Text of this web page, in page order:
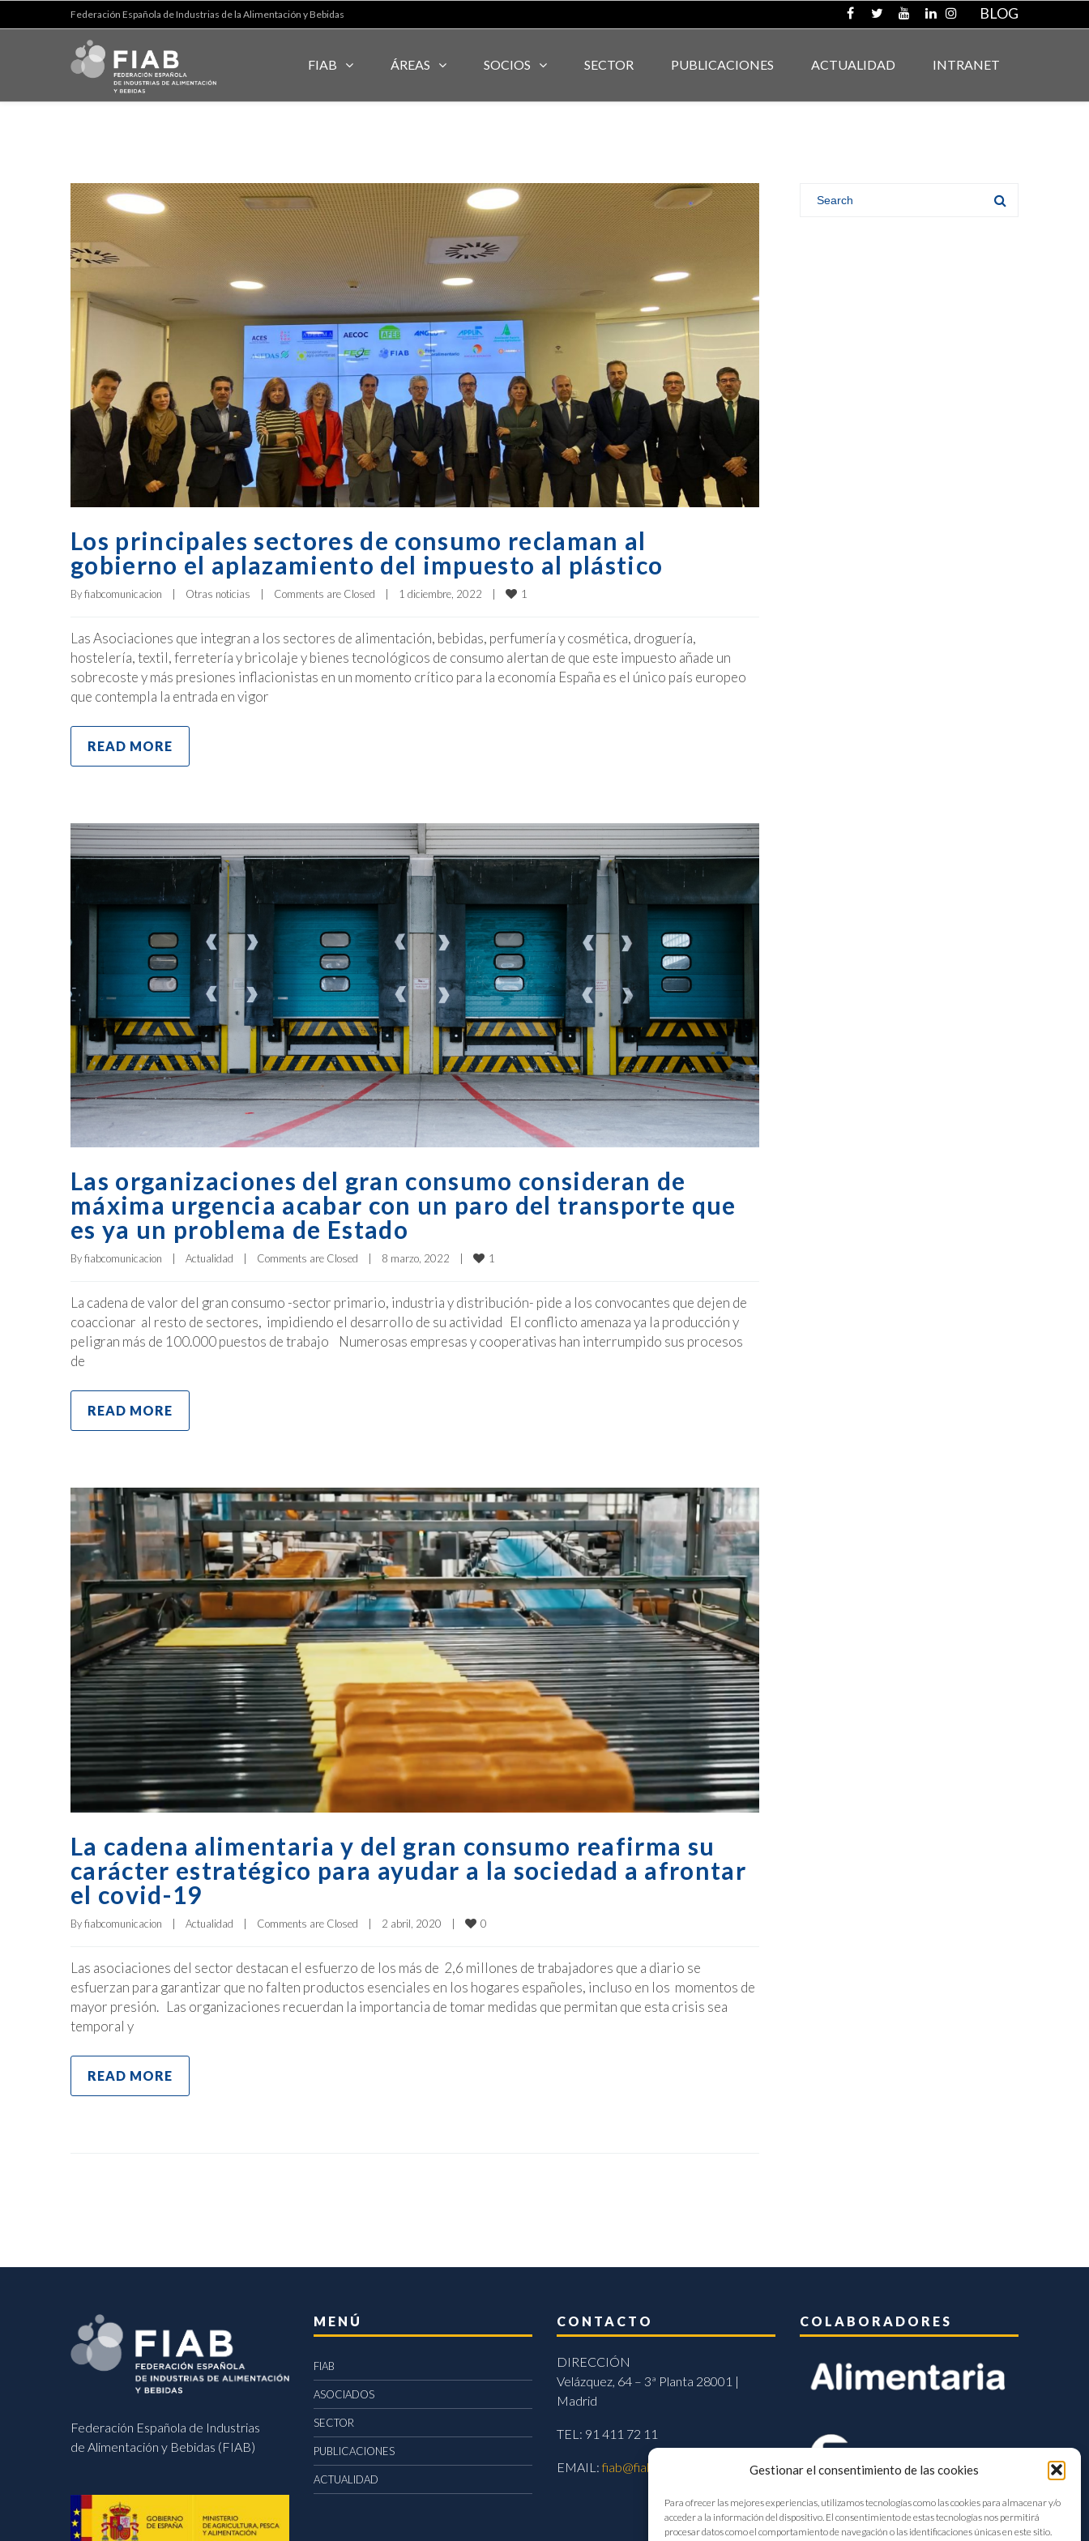
Gestionar el consentimiento de las cookies
Para ofrecer las mejores experiencias, utilizamos tecnologías como las cookies para almacenar y/o
acceder a la información del dispositivo. El consentimiento de estas tecnologías nos permitirá
procesar datos como el comportamiento de navegación o las identificaciones únicas en este sitio.
Federación Española de Industrias de la Alimentación y Bebidas BLOG
FIAB ÁREAS SOCIOS SECTOR PUBLICACIONES ACTUALIDAD INTRANET
Los principales sectores de consumo reclaman al
gobierno el aplazamiento del impuesto al plástico
By fiabcomunicacion Otras noticias Comments are Closed 1 diciembre, 2022 1
Las Asociaciones que integran a los sectores de alimentación, bebidas, perfumería y cosmética, droguería,
hostelería, textil, ferretería y bricolaje y bienes tecnológicos de consumo alertan de que este impuesto añade un
sobrecoste y más presiones inflacionistas en un momento crítico para la economía España es el único país europeo
que contempla la entrada en vigor
READ MORE
Las organizaciones del gran consumo consideran de
máxima urgencia acabar con un paro del transporte que
es ya un problema de Estado
By fiabcomunicacion Actualidad Comments are Closed 8 marzo, 2022 1
La cadena de valor del gran consumo -sector primario, industria y distribución- pide a los convocantes que dejen de
coaccionar al resto de sectores, impidiendo el desarrollo de su actividad El conflicto amenaza ya la producción y
peligran más de 100.000 puestos de trabajo Numerosas empresas y cooperativas han interrumpido sus procesos
de
READ MORE
La cadena alimentaria y del gran consumo reafirma su
carácter estratégico para ayudar a la sociedad a afrontar
el covid-19
By fiabcomunicacion Actualidad Comments are Closed 2 abril, 2020 0
Las asociaciones del sector destacan el esfuerzo de los más de 2,6 millones de trabajadores que a diario se
esfuerzan para garantizar que no falten productos esenciales en los hogares españoles, incluso en los momentos de
mayor presión. Las organizaciones recuerdan la importancia de tomar medidas que permitan que esta crisis sea
temporal y
READ MORE
Federación Española de Industrias
de Alimentación y Bebidas (FIAB)
MENÚ
FIAB
ASOCIADOS
SECTOR
PUBLICACIONES
ACTUALIDAD
CONTACTO
DIRECCIÓN
Velázquez, 64 – 3ª Planta 28001 |
Madrid
TEL: 91 411 72 11
EMAIL:fiab@fiab.es
COLABORADORES